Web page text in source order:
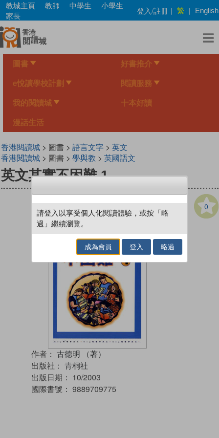
Skip
main
content
教城主頁 教師 中學生
小學生
家長
登入/註冊 | 繁 | English
圖書 好書推介
e悅讀學校計劃 閱讀服務
我的閱讀城 十本好讀
漫話生活
香港閱讀城> 圖書 > 語言文字> 英文
香港閱讀城> 圖書 > 學與教 > 英國語文
英文其實不困難 1
0
作者： 古德明 （著）
出版社： 青桐社
出版日期： 10/2003
國際書號： 9889709775
請登入以享受個人化閱讀體驗，或按「略
過」繼續瀏覽。
成為會員 登入 略過